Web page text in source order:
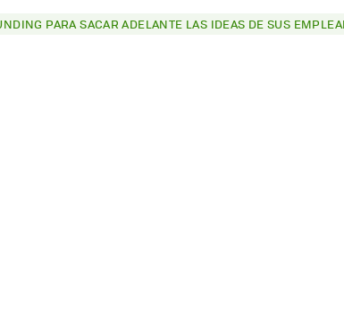
PARA SACAR ADELANTE LAS IDEAS DE SUS